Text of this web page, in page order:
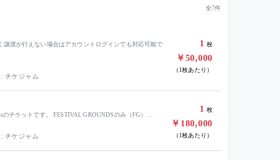
全7件
譲渡が行えない場合はアカウントログインでも対応可能で
チケジャム
1 枚
￥50,000
（1枚あたり）
のチケットです。 FESTIVAL GROUNDSのみ（FG） ...
チケジャム
1 枚
￥180,000
（1枚あたり）